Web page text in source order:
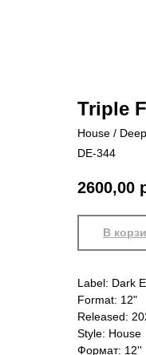
Triple
House /
DE-344
2600,00
В
Label: Dark
Format: 12"
Released:
Style: House
Формат: 12''